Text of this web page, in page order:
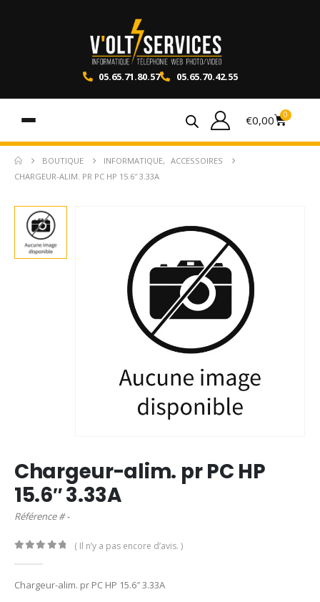
05.65.71.80.57 05.65.70.42.55
€0,00 0
BOUTIQUE INFORMATIQUE,
ACCESSOIRES
CHARGEUR-ALIM. PR PC HP 15.6″ 3.33A
Chargeur-alim. pr PC HP
15.6″ 3.33A
Référence # -
( Il n’y a pas encore d’avis. )
Chargeur-alim. pr PC HP 15.6″ 3.33A